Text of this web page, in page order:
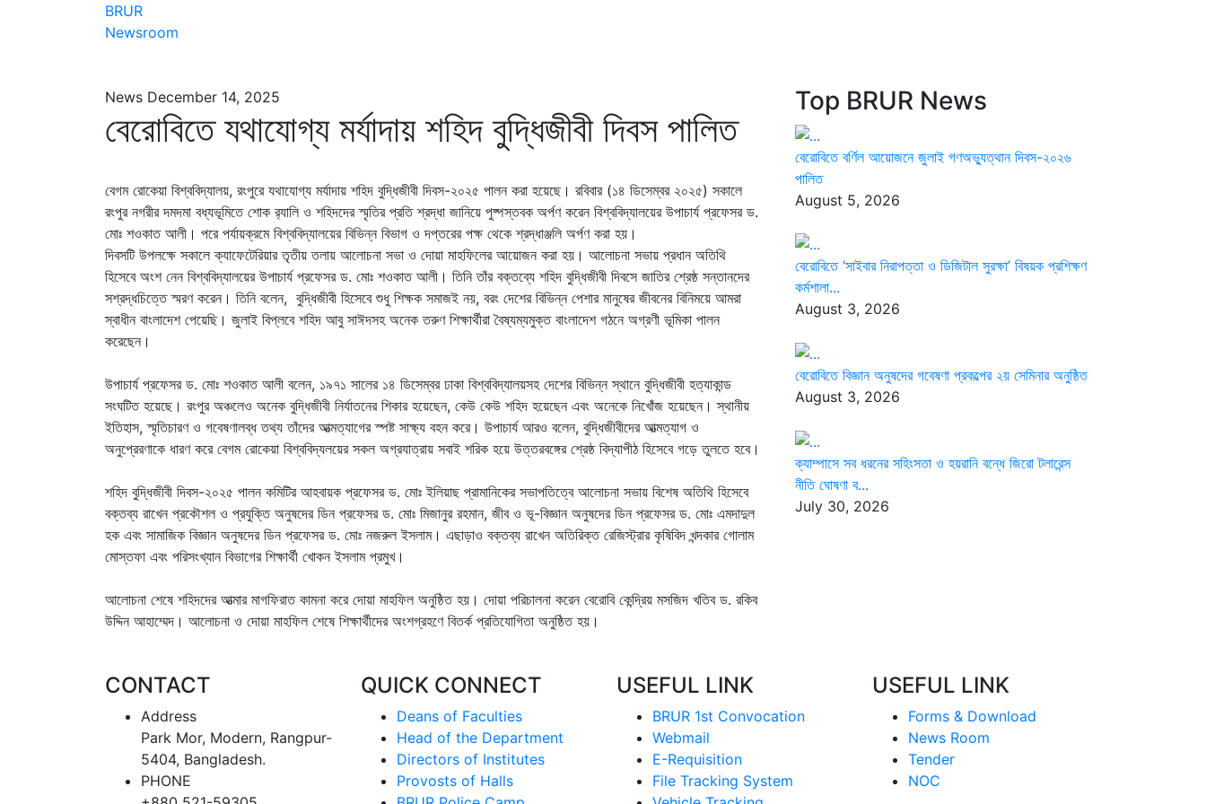
BRUR
Newsroom
News December 14, 2025
বেরোবিতে যথাযোগ্য মর্যাদায় শহিদ বুদ্ধিজীবী দিবস পালিত
বেগম রোকেয়া বিশ্ববিদ্যালয়, রংপুরে যথাযোগ্য মর্যাদায় শহিদ বুদ্ধিজীবী দিবস-২০২৫ পালন করা হয়েছে। রবিবার (১৪ ডিসেম্বর ২০২৫) সকালে
রংপুর নগরীর দমদমা বধ্যভূমিতে শোক র‌্যালি ও শহিদদের স্মৃতির প্রতি শ্রদ্ধা জানিয়ে পুষ্পস্তবক অর্পণ করেন বিশ্ববিদ্যালয়ের উপাচার্য প্রফেসর ড.
মোঃ শওকাত আলী। পরে পর্যায়ক্রমে বিশ্ববিদ্যালয়ের বিভিন্ন বিভাগ ও দপ্তরের পক্ষ থেকে শ্রদ্ধাঞ্জলি অর্পণ করা হয়।
দিবসটি উপলক্ষে সকালে ক্যাফেটেরিয়ার তৃতীয় তলায় আলোচনা সভা ও দোয়া মাহফিলের আয়োজন করা হয়। আলোচনা সভায় প্রধান অতিথি
হিসেবে অংশ নেন বিশ্ববিদ্যালয়ের উপাচার্য প্রফেসর ড. মোঃ শওকাত আলী। তিনি তাঁর বক্তব্যে শহিদ বুদ্ধিজীবী দিবসে জাতির শ্রেষ্ঠ সন্তানদের
সশ্রদ্ধচিত্তে স্মরণ করেন। তিনি বলেন, বুদ্ধিজীবী হিসেবে শুধু শিক্ষক সমাজই নয়, বরং দেশের বিভিন্ন পেশার মানুষের জীবনের বিনিময়ে আমরা
স্বাধীন বাংলাদেশ পেয়েছি। জুলাই বিপ্লবে শহিদ আবু সাঈদসহ অনেক তরুণ শিক্ষার্থীরা বৈষ্যম্যমুক্ত বাংলাদেশ গঠনে অগ্রণী ভূমিকা পালন
করেছেন।
উপাচার্য প্রফেসর ড. মোঃ শওকাত আলী বলেন, ১৯৭১ সালের ১৪ ডিসেম্বর ঢাকা বিশ্ববিদ্যালয়সহ দেশের বিভিন্ন স্থানে বুদ্ধিজীবী হত্যাকান্ড
সংঘটিত হয়েছে। রংপুর অঞ্চলেও অনেক বুদ্ধিজীবী নির্যাতনের শিকার হয়েছেন, কেউ কেউ শহিদ হয়েছেন এবং অনেকে নিখোঁজ হয়েছেন। স্থানীয়
ইতিহাস, স্মৃতিচারণ ও গবেষণালব্ধ তথ্য তাঁদের আত্মত্যাগের স্পষ্ট সাক্ষ্য বহন করে। উপাচার্য আরও বলেন, বুদ্ধিজীবীদের আত্মত্যাগ ও
অনুপ্রেরণাকে ধারণ করে বেগম রোকেয়া বিশ্ববিদ্যলয়ের সকল অগ্রযাত্রায় সবাই শরিক হয়ে উত্তরবঙ্গের শ্রেষ্ঠ বিদ্যাপীঠ হিসেবে গড়ে তুলতে হবে।
শহিদ বুদ্ধিজীবী দিবস-২০২৫ পালন কমিটির আহবায়ক প্রফেসর ড. মোঃ ইলিয়াছ প্রামানিকের সভাপতিত্বে আলোচনা সভায় বিশেষ অতিথি হিসেবে
বক্তব্য রাখেন প্রকৌশল ও প্রযুক্তি অনুষদের ডিন প্রফেসর ড. মোঃ মিজানুর রহমান, জীব ও ভূ-বিজ্ঞান অনুষদের ডিন প্রফেসর ড. মোঃ এমদাদুল
হক এবং সামাজিক বিজ্ঞান অনুষদের ডিন প্রফেসর ড. মোঃ নজরুল ইসলাম। এছাড়াও বক্তব্য রাখেন অতিরিক্ত রেজিস্ট্রার কৃষিবিদ খন্দকার গোলাম
মোস্তফা এবং পরিসংখ্যান বিভাগের শিক্ষার্থী খোকন ইসলাম প্রমুখ।
আলোচনা শেষে শহিদদের আত্মার মাগফিরাত কামনা করে দোয়া মাহফিল অনুষ্ঠিত হয়। দোয়া পরিচালনা করেন বেরোবি কেন্দ্রিয় মসজিদ খতিব ড. রকিব
উদ্দিন আহাম্মেদ। আলোচনা ও দোয়া মাহফিল শেষে শিক্ষার্থীদের অংশগ্রহণে বিতর্ক প্রতিযোগিতা অনুষ্ঠিত হয়।
Top BRUR News
বেরোবিতে বর্ণিল আয়োজনে জুলাই গণঅভ্যুত্থান দিবস-২০২৬
পালিত
August 5, 2026
বেরোবিতে ‘সাইবার নিরাপত্তা ও ডিজিটাল সুরক্ষা’ বিষয়ক প্রশিক্ষণ
কর্মশালা...
August 3, 2026
বেরোবিতে বিজ্ঞান অনুষদের গবেষণা প্রকল্পের ২য় সেমিনার অনুষ্ঠিত
August 3, 2026
ক্যাম্পাসে সব ধরনের সহিংসতা ও হয়রানি বন্ধে জিরো টলারেন্স
নীতি ঘোষণা ব...
July 30, 2026
CONTACT
Address
Park Mor, Modern, Rangpur-
5404, Bangladesh.
PHONE
QUICK CONNECT
Deans of Faculties
Head of the Department
Directors of Institutes
Provosts of Halls
USEFUL LINK
BRUR 1st Convocation
Webmail
E-Requisition
File Tracking System
USEFUL LINK
Forms & Download
News Room
Tender
NOC